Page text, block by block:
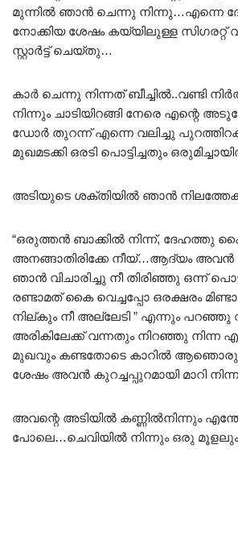
മുന്നിൽ ഞാൻ ചെന്നു നിന്നു…എന്നെ
നോക്കിയ ശേഷം കയ്യിലുള്ള സിഗരറ്റ്
സ്റ്റാർട്ട്‌ ചെയ്തു…
കാർ ചെന്നു നിന്നത് ബീച്ചിൽ..വണ്ടി
നിന്നും ചാടിയിറങ്ങി നേരെ എന്റെ
ഡോർ തുറന്ന് എന്നെ വലിച്ചു
മുഖമടക്കി ഒരടി പൊട്ടിച്ചതും
അടിയുടെ ശക്തിയിൽ ഞാൻ
“ഒരുത്തൻ ബാക്കിൽ നിന്ന്, ദേഹത്തു കൈ
അനങ്ങാതിരിക്കേ നീയ്…ആദ്യം അവൻ
ഞാൻ വിചാരിച്ചു നീ തിരിഞ്ഞു ഒന്ന്
രണ്ടാമത് കൈ വെച്ചപ്പോ ഒരക്ഷരം
നില്കും നീ അല്ലേടി ” എന്നും പറഞ്ഞു
അരികിലേക്ക് വന്നതും നിറഞ്ഞു നിന്ന
മുഖവും കണ്ടതോടെ കാറിൽ ആഞൊരു
ശേഷം അവൻ കുറച്ചപ്പുറമായി മാറി
അവന്റെ അടിയിൽ കണ്ണിൽനിന്നും
പോലെ…ചെവിയിൽ നിന്നും ഒരു